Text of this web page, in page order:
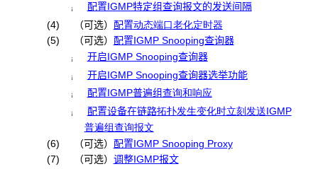
¡
配置IGMP特定组查询报文的发送间隔
(4)
（可选） 配置动态端口老化定时器
(5)
（可选） 配置IGMP Snooping查询器
¡ 开启IGMP Snooping查询器
¡ 开启IGMP Snooping查询器选举功能
¡ 配置IGMP普遍组查询和响应
¡ 配置设备在链路拓扑发生变化时立刻发送IGMP
普遍组查询报文
(6) （可选） 配置IGMP Snooping Proxy
(7)
（可选） 调整IGMP报文